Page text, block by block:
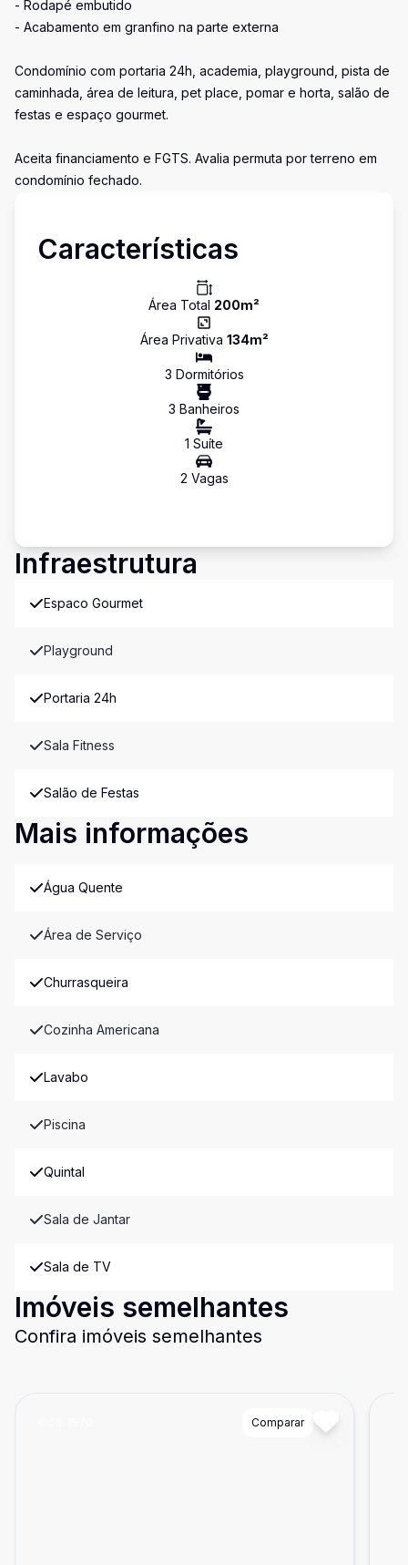
- Rodapé embutido
- Acabamento em granfino na parte externa
Condomínio com portaria 24h, academia, playground, pista de
caminhada, área de leitura, pet place, pomar e horta, salão de
festas e espaço gourmet.
Aceita financiamento e FGTS. Avalia permuta por terreno em
condomínio fechado.
Características
Área Total 200m²
Área Privativa 134m²
3 Dormitórios
3 Banheiros
1 Suíte
2 Vagas
Infraestrutura
Espaco Gourmet
Playground
Portaria 24h
Sala Fitness
Salão de Festas
Mais informações
Água Quente
Área de Serviço
Churrasqueira
Cozinha Americana
Lavabo
Piscina
Quintal
Sala de Jantar
Sala de TV
Imóveis semelhantes
Confira imóveis semelhantes
Comparar